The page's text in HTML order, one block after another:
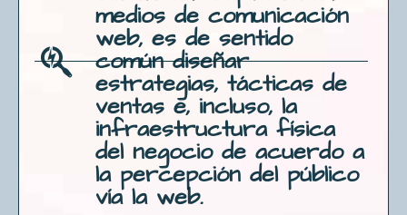
medios de comunicación
web, es de sentido
común diseñar
estrategias, tácticas de
ventas e, incluso, la
infraestructura física
del negocio de acuerdo a
la percepción del público
vía la web.